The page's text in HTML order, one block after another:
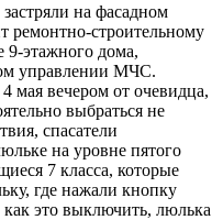
на фасадном
ремонтно-строительному
9-этажного дома,
управлении МЧС.
мая вечером от очевидца,
выбраться не
спасатели
на уровне пятого
7 класса, которые
где нажали кнопку
это выключить, люлька